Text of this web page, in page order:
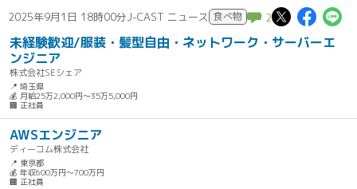
2025年9月1日 18時00分J-CAST ニュース 食べ物 2 この
こ
未経験歓迎/服装・髪型自由・ネットワーク・サーバーエ
ンジニア
株式会社SEシェア
📍 埼玉県
💰 月給25万2,000円～35万5,000円
🏢 正社員
AWSエンジニア
ディーコム株式会社
📍 東京都
💰 年収600万円～700万円
🏢 正社員